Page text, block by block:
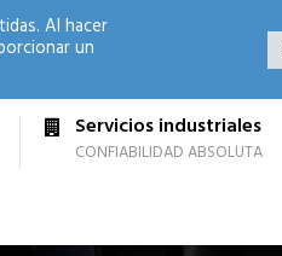
Servicios industriales
CONFIABILIDAD ABSOLUTA
Al hacer
un